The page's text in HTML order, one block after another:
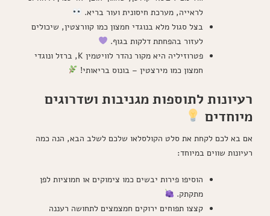
לראייה, מערכת חיסונית ועור בריא.
בצל סגול מלא בנוגדי חמצון כמו קוורצטין, שיכולים
לעזור בהפחתת דלקות בגוף.
פטרוזיליה היא מקור נהדר לוויטמין K, ברזל ונוגדי
חמצון כמו מירצטין – בונוס בריאותי!
רעיונות לתוספות מגניבות ושדרוגים
מיוחדים
אם בא לכם לקחת את סלט הקולסלאו שלכם לשלב הבא, הנה כמה
רעיונות שווים במיוחד:
הוסיפו פירות יבשים כמו צימוקים או חמוציות לפן
מתקתק.
קצצו תפוחים ירוקים חמצמצים לתחושה רעננה